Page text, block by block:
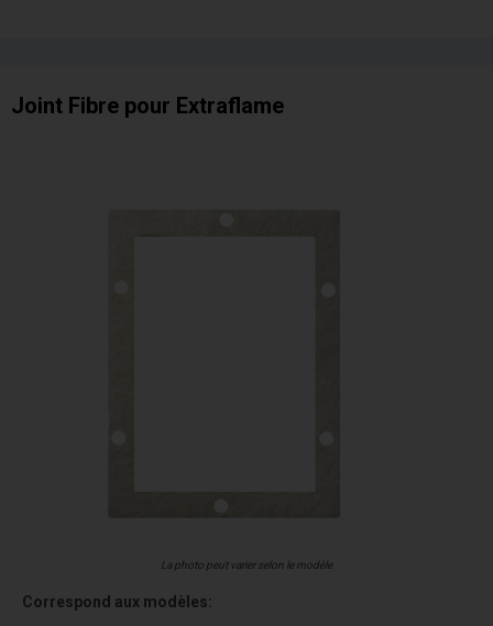
Joint Fibre pour Extraflame
La photo peut varier selon le modèle
Correspond aux modèles: